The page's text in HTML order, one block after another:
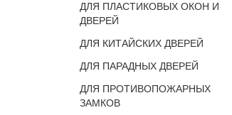
ДЛЯ ПЛАСТИКОВЫХ ОКОН И
ДВЕРЕЙ
ДЛЯ КИТАЙСКИХ ДВЕРЕЙ
ДЛЯ ПАРАДНЫХ ДВЕРЕЙ
ДЛЯ ПРОТИВОПОЖАРНЫХ
ЗАМКОВ